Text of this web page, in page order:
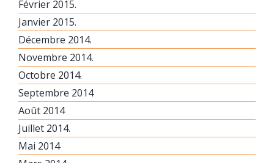
Février 2015.
Janvier 2015.
Décembre 2014.
Novembre 2014.
Octobre 2014.
Septembre 2014
Août 2014
Juillet 2014.
Mai 2014